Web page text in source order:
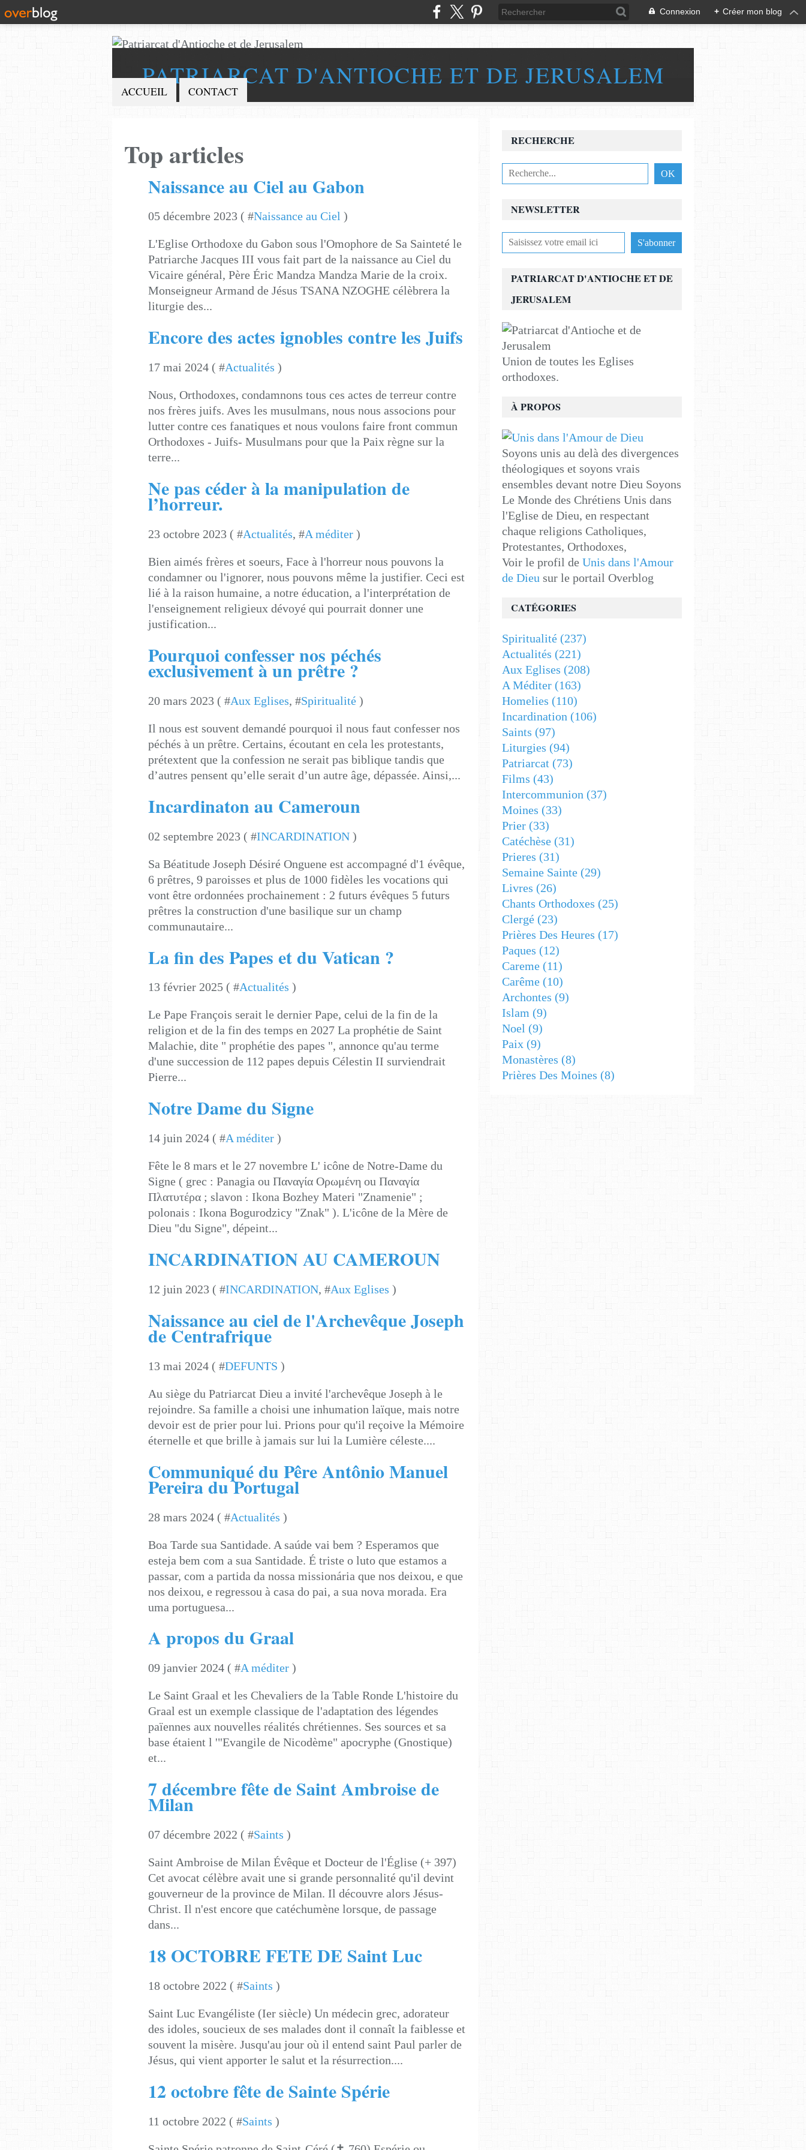
Connexion + Créer mon blog
PATRIARCAT D'ANTIOCHE ET DE JERUSALEM
ACCUEIL CONTACT
Top articles
Naissance au Ciel au Gabon
05 décembre 2023 ( #Naissance au Ciel )
L'Eglise Orthodoxe du Gabon sous l'Omophore de Sa Sainteté le
Patriarche Jacques III vous fait part de la naissance au Ciel du
Vicaire général, Père Éric Mandza Mandza Marie de la croix.
Monseigneur Armand de Jésus TSANA NZOGHE célèbrera la
liturgie des...
Encore des actes ignobles contre les Juifs
17 mai 2024 ( #Actualités )
Nous, Orthodoxes, condamnons tous ces actes de terreur contre
nos frères juifs. Aves les musulmans, nous nous associons pour
lutter contre ces fanatiques et nous voulons faire front commun
Orthodoxes - Juifs- Musulmans pour que la Paix règne sur la
terre...
Ne pas céder à la manipulation de
l’horreur.
23 octobre 2023 ( #Actualités, #A méditer )
Bien aimés frères et soeurs, Face à l'horreur nous pouvons la
condamner ou l'ignorer, nous pouvons même la justifier. Ceci est
lié à la raison humaine, a notre éducation, a l'interprétation de
l'enseignement religieux dévoyé qui pourrait donner une
justification...
Pourquoi confesser nos péchés
exclusivement à un prêtre ?
20 mars 2023 ( #Aux Eglises, #Spiritualité )
Il nous est souvent demandé pourquoi il nous faut confesser nos
péchés à un prêtre. Certains, écoutant en cela les protestants,
prétextent que la confession ne serait pas biblique tandis que
d’autres pensent qu’elle serait d’un autre âge, dépassée. Ainsi,...
Incardinaton au Cameroun
02 septembre 2023 ( #INCARDINATION )
Sa Béatitude Joseph Désiré Onguene est accompagné d'1 évêque,
6 prêtres, 9 paroisses et plus de 1000 fidèles les vocations qui
vont être ordonnées prochainement : 2 futurs évêques 5 futurs
prêtres la construction d'une basilique sur un champ
communautaire...
La fin des Papes et du Vatican ?
13 février 2025 ( #Actualités )
Le Pape François serait le dernier Pape, celui de la fin de la
religion et de la fin des temps en 2027 La prophétie de Saint
Malachie, dite " prophétie des papes ", annonce qu'au terme
d'une succession de 112 papes depuis Célestin II surviendrait
Pierre...
Notre Dame du Signe
14 juin 2024 ( #A méditer )
Fête le 8 mars et le 27 novembre L' icône de Notre-Dame du
Signe ( grec : Panagia ou Παναγία Ορωμένη ou Παναγία
Πλατυτέρα ; slavon : Ikona Bozhey Materi "Znamenie" ;
polonais : Ikona Bogurodzicy "Znak" ). L'icône de la Mère de
Dieu "du Signe", dépeint...
INCARDINATION AU CAMEROUN
12 juin 2023 ( #INCARDINATION, #Aux Eglises )
Naissance au ciel de l'Archevêque Joseph
de Centrafrique
13 mai 2024 ( #DEFUNTS )
Au siège du Patriarcat Dieu a invité l'archevêque Joseph à le
rejoindre. Sa famille a choisi une inhumation laïque, mais notre
devoir est de prier pour lui. Prions pour qu'il reçoive la Mémoire
éternelle et que brille à jamais sur lui la Lumière céleste....
Communiqué du Pêre Antônio Manuel
Pereira du Portugal
28 mars 2024 ( #Actualités )
Boa Tarde sua Santidade. A saúde vai bem ? Esperamos que
esteja bem com a sua Santidade. É triste o luto que estamos a
passar, com a partida da nossa missionária que nos deixou, e que
nos deixou, e regressou à casa do pai, a sua nova morada. Era
uma portuguesa...
A propos du Graal
09 janvier 2024 ( #A méditer )
Le Saint Graal et les Chevaliers de la Table Ronde L'histoire du
Graal est un exemple classique de l'adaptation des légendes
païennes aux nouvelles réalités chrétiennes. Ses sources et sa
base étaient l '"Evangile de Nicodème" apocryphe (Gnostique)
et...
7 décembre fête de Saint Ambroise de
Milan
07 décembre 2022 ( #Saints )
Saint Ambroise de Milan Évêque et Docteur de l'Église (+ 397)
Cet avocat célèbre avait une si grande personnalité qu'il devint
gouverneur de la province de Milan. Il découvre alors Jésus-
Christ. Il n'est encore que catéchumène lorsque, de passage
dans...
18 OCTOBRE FETE DE Saint Luc
18 octobre 2022 ( #Saints )
Saint Luc Evangéliste (Ier siècle) Un médecin grec, adorateur
des idoles, soucieux de ses malades dont il connaît la faiblesse et
souvent la misère. Jusqu'au jour où il entend saint Paul parler de
Jésus, qui vient apporter le salut et la résurrection....
12 octobre fête de Sainte Spérie
11 octobre 2022 ( #Saints )
NEWSLETTER
RECHERCHE
PATRIARCAT D'ANTIOCHE ET DE
JERUSALEM
Union de toutes les Eglises
orthodoxes.
À PROPOS
Soyons unis au delà des divergences
théologiques et soyons vrais
ensembles devant notre Dieu Soyons
Le Monde des Chrétiens Unis dans
l'Eglise de Dieu, en respectant
chaque religions Catholiques,
Protestantes, Orthodoxes,
Voir le profil de Unis dans l'Amour
de Dieu sur le portail Overblog
CATÉGORIES
Spiritualité (237)
Actualités (221)
Aux Eglises (208)
A Méditer (163)
Homelies (110)
Incardination (106)
Saints (97)
Liturgies (94)
Patriarcat (73)
Films (43)
Intercommunion (37)
Moines (33)
Prier (33)
Catéchèse (31)
Prieres (31)
Semaine Sainte (29)
Livres (26)
Chants Orthodoxes (25)
Clergé (23)
Prières Des Heures (17)
Paques (12)
Careme (11)
Carême (10)
Archontes (9)
Islam (9)
Noel (9)
Paix (9)
Monastères (8)
Prières Des Moines (8)